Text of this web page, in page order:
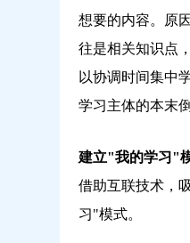
想要的内容。原
往是相关知识点
以协调时间集中
学习主体的本末
建立"我的学习"
借助互联技术，
习"模式。